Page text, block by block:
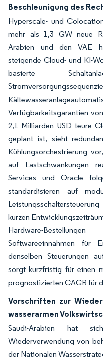
Beschleunigung des
Hyperscale- und
mehr als 1,3 GW neue
Arabien und den VAE
steigende Cloud- und KI-
basierte
Verfügbarkeitsgarantien
2,1 Milliarden USD teure
geplant ist, sieht
Kühlungsorchestrierung
auf Lastschwankungen
Services und Oracle
standardisieren auf
kurzen
Hardware-
Softwareeinnahmen für
denselben Steuerungen
sorgt kurzfristig für einen
prognostizierten CAGR für
Vorschriften zur
wasserarmen
Saudi-Arabien hat
Wiederverwendung von
der Nationalen